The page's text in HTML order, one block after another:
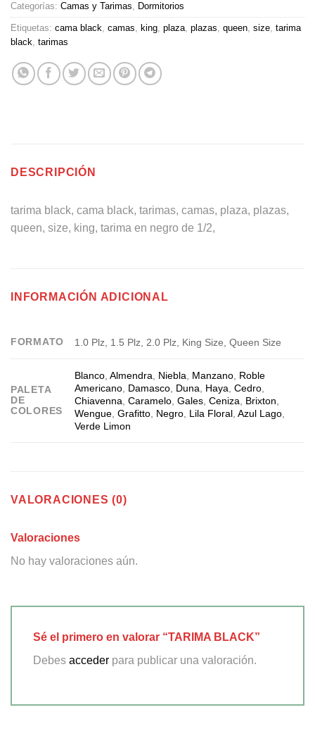
Categorías: Camas y Tarimas, Dormitorios
Etiquetas: cama black, camas, king, plaza, plazas, queen, size, tarima
black, tarimas
DESCRIPCIÓN
tarima black, cama black, tarimas, camas, plaza, plazas,
queen, size, king, tarima en negro de 1/2,
INFORMACIÓN ADICIONAL
FORMATO 1.0 Plz, 1.5 Plz, 2.0 Plz, King Size, Queen Size
PALETA
DE
COLORES
Blanco ,Almendra Niebla Manzano Roble
Americano Damasco Duna Haya ,Cedro
Chiavenna ,Caramelo ,Gales ,Ceniza Brixton
Wengue ,Grafitto Negro Lila Floral ,Azul Lago
Verde Limon
VALORACIONES (0)
Valoraciones
No hay valoraciones aún.
Sé el primero en valorar “TARIMA BLACK”
Debes acceder para publicar una valoración.